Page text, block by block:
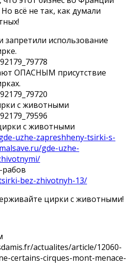
всё не так, как думали
использование
ОПАСНЫМ присутствие
с животными
с животными
uzhe-zapreshheny-tsirki-s-
gde-uzhe-
bez-zhivotnyh-13/
цирки с животными!
actualites/article/12060-
certains-cirques-mont-menace-